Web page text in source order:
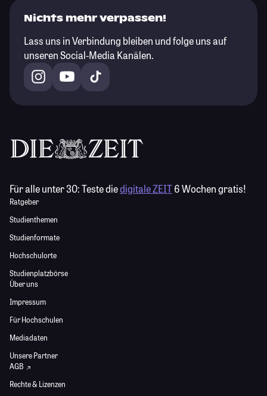
Nichts mehr verpassen!
Lass uns in Verbindung bleiben und folge uns auf
unseren Social-Media Kanälen.
Für alle unter 30:Teste diedigitale ZEIT6 Wochen gratis!
Ratgeber
Studienthemen
Studienformate
Hochschulorte
Studienplatzbörse
Über uns
Impressum
Für Hochschulen
Mediadaten
Unsere Partner
AGB
Rechte & Lizenzen